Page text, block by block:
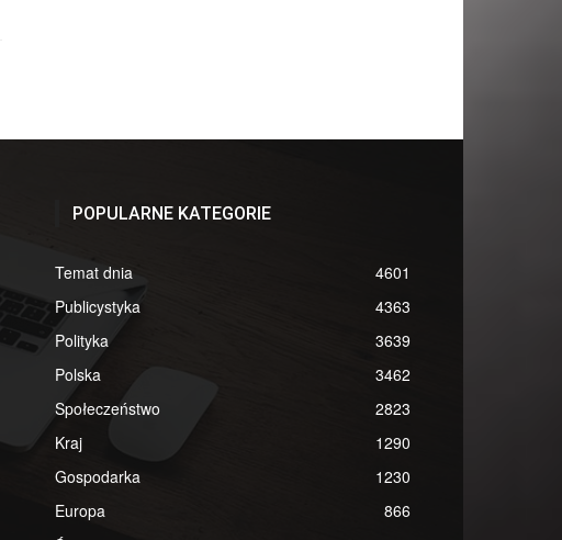
POPULARNE KATEGORIE
Temat dnia
4601
Publicystyka
4363
Polityka
3639
Polska
3462
Społeczeństwo
2823
Kraj
1290
Gospodarka
1230
Europa
866